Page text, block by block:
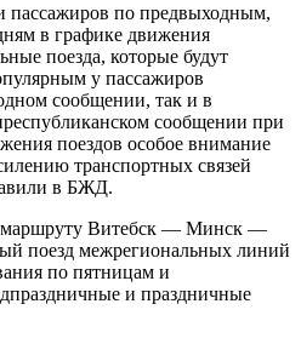
пассажиров по предвыходным,
в графике движения
поезда, которые будут
у пассажиров
сообщении, так и в
сообщении при
поездов особое внимание
транспортных связей
в БЖД.
маршруту Витебск — Минск —
поезд межрегиональных линий
по пятницам и
и праздничные